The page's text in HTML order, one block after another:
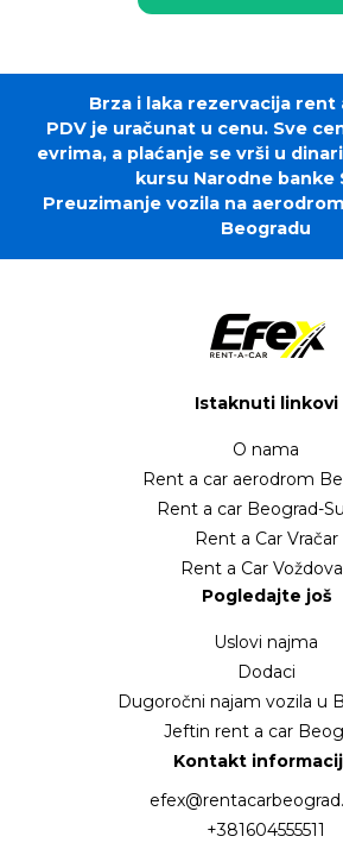
Brza i laka rezervacija rent
PDV je uračunat u cenu. Sve
evrima, a plaćanje se vrši u
kursu Narodne banke
Preuzimanje vozila na
Beogradu
Istaknuti linkovi
O nama
Rent a car aerodrom
Rent a car Beograd-
Rent a Car Vračar
Rent a Car
Pogledajte još
Uslovi najma
Dodaci
Dugoročni najam vozila u
Jeftin rent a car
Kontakt
+381604555511